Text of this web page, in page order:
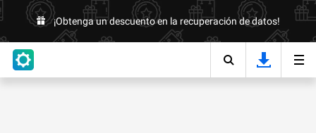
¡Obtenga un descuento en la recuperación de datos!